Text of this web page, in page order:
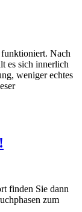
Nach
es sich innerlich
weniger echtes
finden Sie dann
zum